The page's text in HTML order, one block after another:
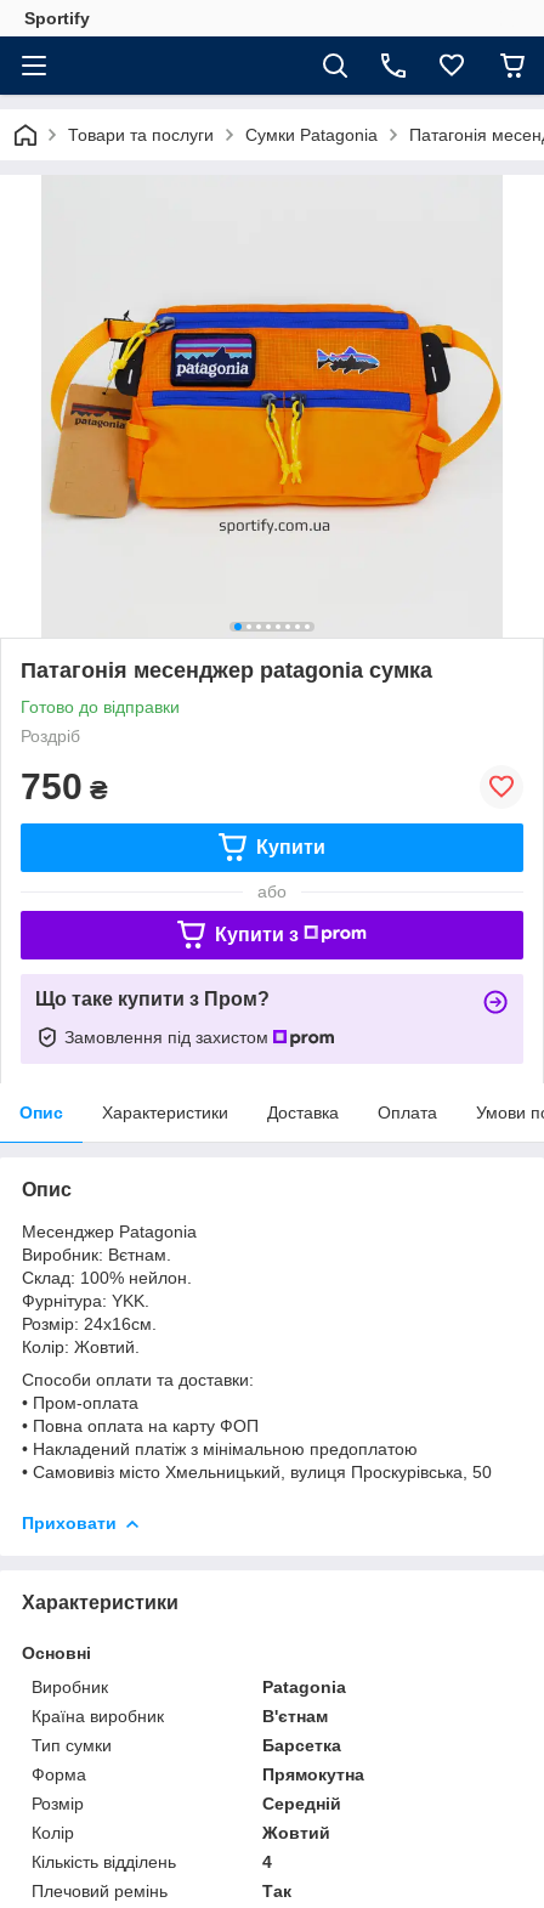
Sportify
Товари та послуги Сумки Patagonia Патагонія
Патагонія месенджер patagonia сумка
Готово до відправки
Роздріб
750 ₴
Купити
або
Купити з
Що таке купити з Пром?
Замовлення під захистом
Опис Характеристики Доставка Оплата Умови
Опис
Месенджер Patagonia
Виробник: Вєтнам.
Склад: 100% нейлон.
Фурнітура: YKK.
Розмір: 24х16см.
Колір: Жовтий.
Способи оплати та доставки:
• Пром-оплата
• Повна оплата на карту ФОП
• Накладений платіж з мінімальною предоплатою
• Самовивіз місто Хмельницький, вулиця Проскурівська, 50
Приховати
Характеристики
Основні
Виробник
Patagonia
Країна виробник
В'єтнам
Тип сумки
Барсетка
Форма
Прямокутна
Розмір
Середній
Колір
Жовтий
Кількість відділень
4
Плечовий ремінь
Так